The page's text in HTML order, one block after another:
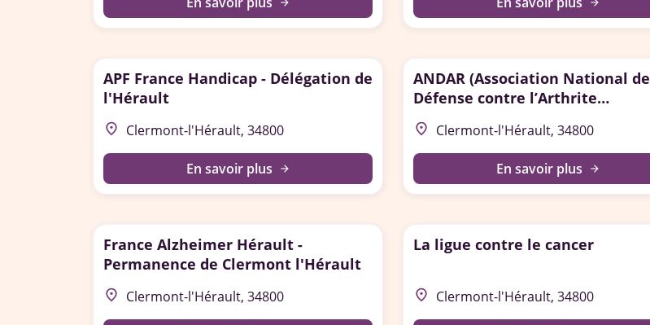
arrow_forward arrow_forward
APF France Handicap - Délégation de
l'Hérault
place Clermont-l'Hérault, 34800
En savoir plus arrow_forward
ANDAR (Association National de
Défense contre l’Arthrite
Rhumatoïde)
place Clermont-l'Hérault, 34800
En savoir plus arrow_forward
France Alzheimer Hérault -
Permanence de Clermont l'Hérault
place Clermont-l'Hérault, 34800
La ligue contre le cancer
place Clermont-l'Hérault, 34800